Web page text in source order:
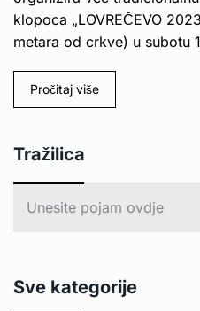
klopoca „LOVREČEVO
metara od crkve) u subotu
Pročitaj više
Tražilica
Sve kategorije